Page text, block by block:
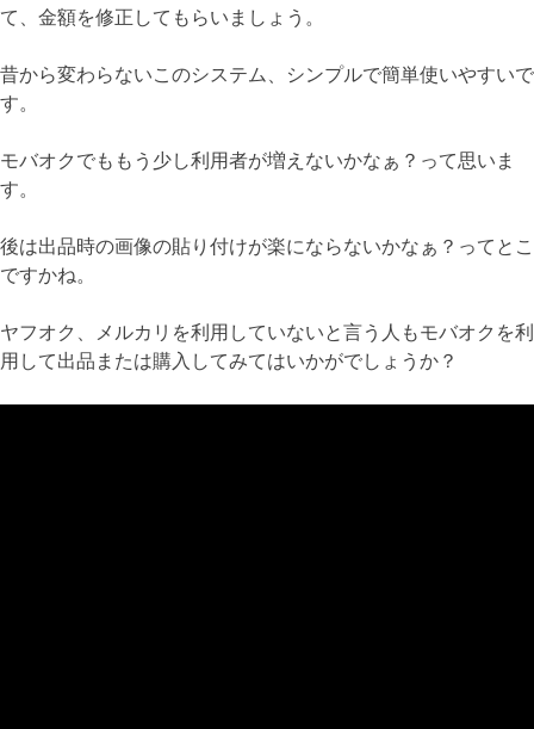
て、金額を修正してもらいましょう。
昔から変わらないこのシステム、シンプルで簡単使いやすいで
す。
モバオクでももう少し利用者が増えないかなぁ？って思いま
す。
後は出品時の画像の貼り付けが楽にならないかなぁ？ってとこ
ですかね。
ヤフオク、メルカリを利用していないと言う人もモバオクを利
用して出品または購入してみてはいかがでしょうか？